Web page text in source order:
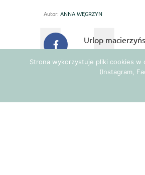
Autor: ANNA WĘGRZYN
Urlop
Bywa jednak
dzieckiem…
Strona wykorzystuje pliki cookies w
(Instagram,